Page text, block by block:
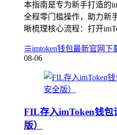
本指南是专为新手打造的
全程零门槛操作，助力新
晰梳理核心流程：打开
imtoken钱包最新官网下
08-06
FIL存入imToken钱包
版）